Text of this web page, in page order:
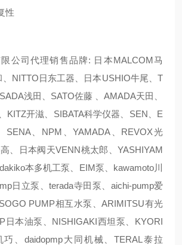
性
公司代理销售品牌: 日本MALCOM马
、NITTO日东工器、日本USHIO牛尾、T
浅田、SATO佐藤 、AMADA天田、
KITZ开滋、SIBATA科学仪器、SEN、E
SENA、NPM、YAMADA、REVOX光
、日本阀天VENN桃太郎、YASHIYAM
本多机工泵、EIM泵、kawamoto川
日立泵、terada寺田泵、aichi-pump爱
PUMP相互水泵、ARIMITSU有光
日本油泵、NISHIGAKI西坦泵、KYORI
巧、daidopmp大同机械、TERAL泰拉